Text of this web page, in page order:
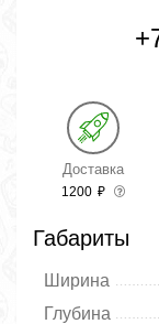
Доставка
1200 ₽
Габариты
Ширина
Глубина